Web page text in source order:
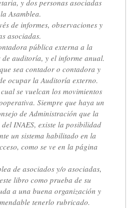
y dos personas asociadas
Asamblea.
de informes, observaciones y
asociadas.
pública externa a la
auditoría, y el informe anual.
sea contador o contadora y
ocupar la Auditoría externo.
se vuelcan los movimientos
Siempre que haya un
de Administración que la
INAES, existe la posibilidad
un sistema habilitado en la
como se ve en la página
de asociados y/o asociadas,
libro como prueba de su
a una buena organización y
tenerlo rubricado.